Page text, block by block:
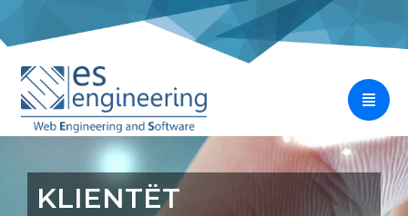
KLIENTËT